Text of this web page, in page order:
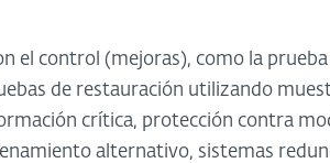
el control (mejoras), como la
de restauración utilizando
crítica, protección contra
alternativo, sistemas